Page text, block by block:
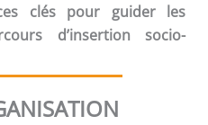
clés pour guider les
d’insertion socio-